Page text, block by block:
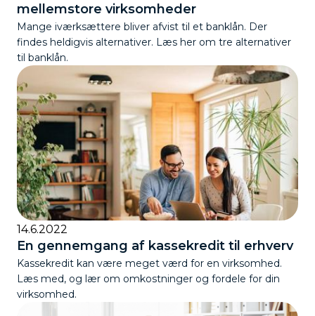
mellemstore virksomheder
Mange iværksættere bliver afvist til et banklån. Der
findes heldigvis alternativer. Læs her om tre alternativer
til banklån.
14.6.2022
En gennemgang af kassekredit til erhverv
Kassekredit kan være meget værd for en virksomhed.
Læs med, og lær om omkostninger og fordele for din
virksomhed.